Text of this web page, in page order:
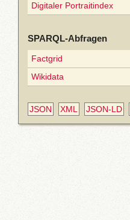
Digitaler Portraitindex
SPARQL-Abfragen
Factgrid
Wikidata
JSON XML JSON-LD